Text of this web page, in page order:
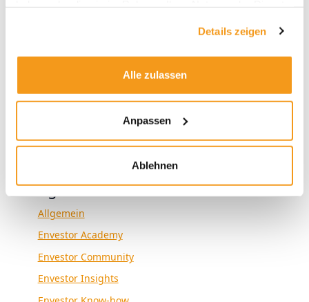
Details zeigen
Alle zulassen
Anpassen
Ablehnen
2022
2018
Kategorien
Allgemein
Envestor Academy
Envestor Community
Envestor Insights